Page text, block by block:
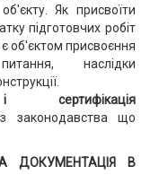
Як присвоїти
підготовчих робіт
об'єктом присвоєння
наслідки
сертифікація
законодавства що
ДОКУМЕНТАЦІЯ В